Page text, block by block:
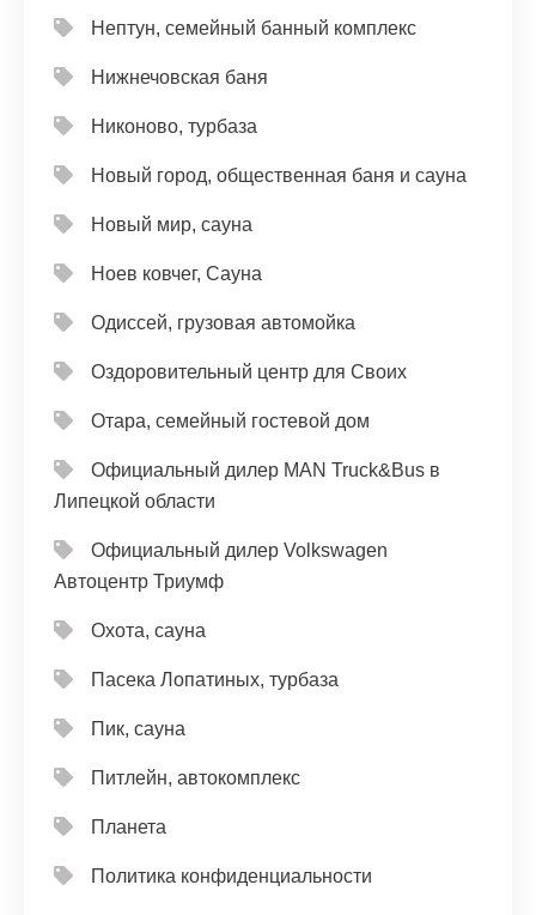
Нептун, семейный банный комплекс
Нижнечовская баня
Никоново, турбаза
Новый город, общественная баня и сауна
Новый мир, сауна
Ноев ковчег, Сауна
Одиссей, грузовая автомойка
Оздоровительный центр для Своих
Отара, семейный гостевой дом
Официальный дилер MAN Truck&Bus в
Липецкой области
Официальный дилер Volkswagen
Автоцентр Триумф
Охота, сауна
Пасека Лопатиных, турбаза
Пик, сауна
Питлейн, автокомплекс
Планета
Политика конфиденциальности